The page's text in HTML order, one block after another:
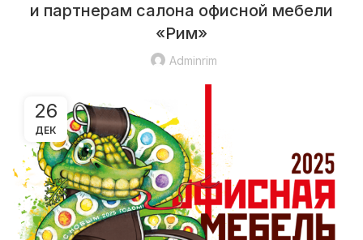
и партнерам салона офисной мебели
«Рим»
Adminrim
26
ДЕК